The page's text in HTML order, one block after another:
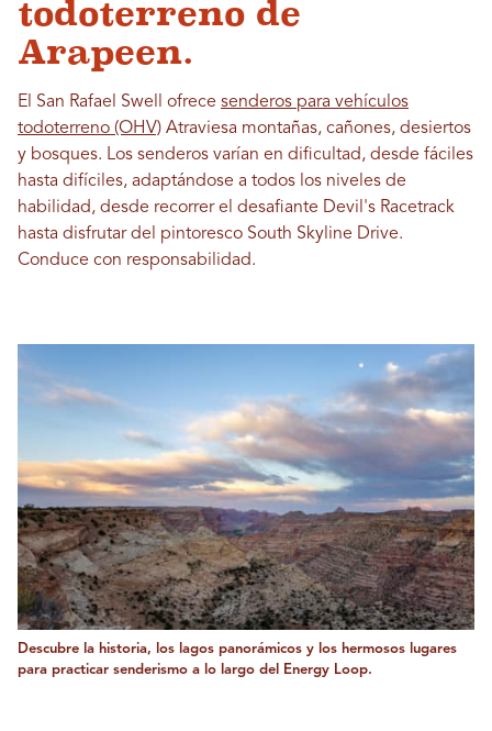
todoterreno de
Arapeen.
El San Rafael Swell ofrece senderos para vehículos
todoterreno (OHV) Atraviesa montañas, cañones, desiertos
y bosques. Los senderos varían en dificultad, desde fáciles
hasta difíciles, adaptándose a todos los niveles de
habilidad, desde recorrer el desafiante Devil's Racetrack
hasta disfrutar del pintoresco South Skyline Drive.
Conduce con responsabilidad.
Descubre la historia, los lagos panorámicos y los hermosos lugares
para practicar senderismo a lo largo del Energy Loop.